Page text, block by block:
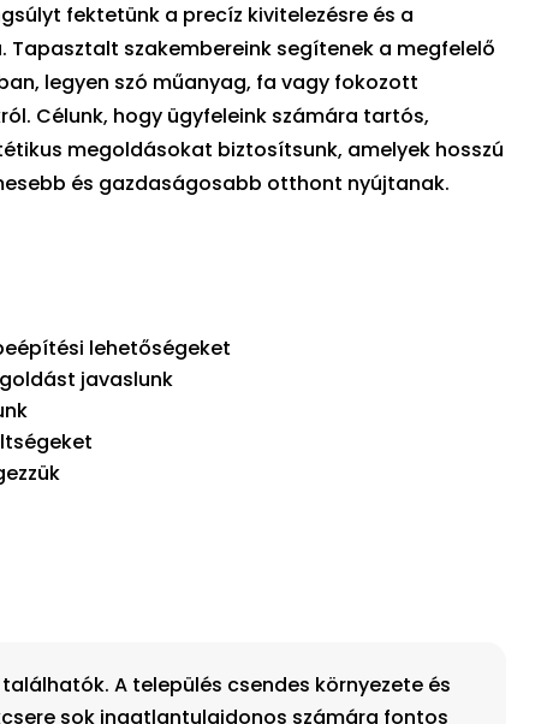
fektetünk a precíz kivitelezésre és a
Tapasztalt szakembereink segítenek a megfelelő
legyen szó műanyag, fa vagy fokozott
Célunk, hogy ügyfeleink számára tartós,
megoldásokat biztosítsunk, amelyek hosszú
és gazdaságosabb otthont nyújtanak.
lehetőségeket
javaslunk
A település csendes környezete és
sok ingatlantulajdonos számára fontos